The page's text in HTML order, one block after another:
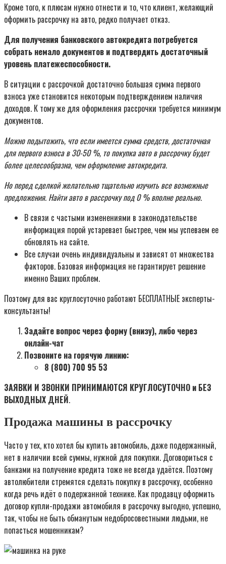
Кроме того, к плюсам нужно отнести и то, что клиент, желающий
оформить рассрочку на авто, редко получает отказ.
Для получения банковского автокредита потребуется
собрать немало документов и подтвердить достаточный
уровень платежеспособности.
В ситуации с рассрочкой достаточно большая сумма первого
взноса уже становится некоторым подтверждением наличия
доходов. К тому же для оформления рассрочки требуется минимум
документов.
Можно подытожить, что если имеется сумма средств, достаточная
для первого взноса в 30-50 %, то покупка авто в рассрочку будет
более целесообразна, чем оформление автокредита.
Но перед сделкой желательно тщательно изучить все возможные
предложения. Найти авто в рассрочку под 0 % вполне реально.
В связи с частыми изменениями в законодательстве
информация порой устаревает быстрее, чем мы успеваем ее
обновлять на сайте.
Все случаи очень индивидуальны и зависят от множества
факторов. Базовая информация не гарантирует решение
именно Ваших проблем.
Поэтому для вас круглосуточно работают БЕСПЛАТНЫЕ эксперты-
консультанты!
Задайте вопрос через форму (внизу), либо через
онлайн-чат
Позвоните на горячую линию:
8 (800) 700 95 53
ЗАЯВКИ И ЗВОНКИ ПРИНИМАЮТСЯ КРУГЛОСУТОЧНО и БЕЗ
ВЫХОДНЫХ ДНЕЙ.
Продажа машины в рассрочку
Часто у тех, кто хотел бы купить автомобиль, даже подержанный,
нет в наличии всей суммы, нужной для покупки. Договориться с
банками на получение кредита тоже не всегда удаётся. Поэтому
автолюбители стремятся сделать покупку в рассрочку, особенно
когда речь идёт о подержанной технике. Как продавцу оформить
договор купли-продажи автомобиля в рассрочку выгодно, успешно,
так, чтобы не быть обманутым недобросовестными людьми, не
попасться мошенникам?